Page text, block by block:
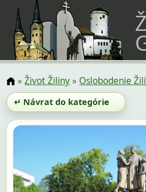
»Život Žiliny» Oslobodenie
↵ Návrat do kategórie